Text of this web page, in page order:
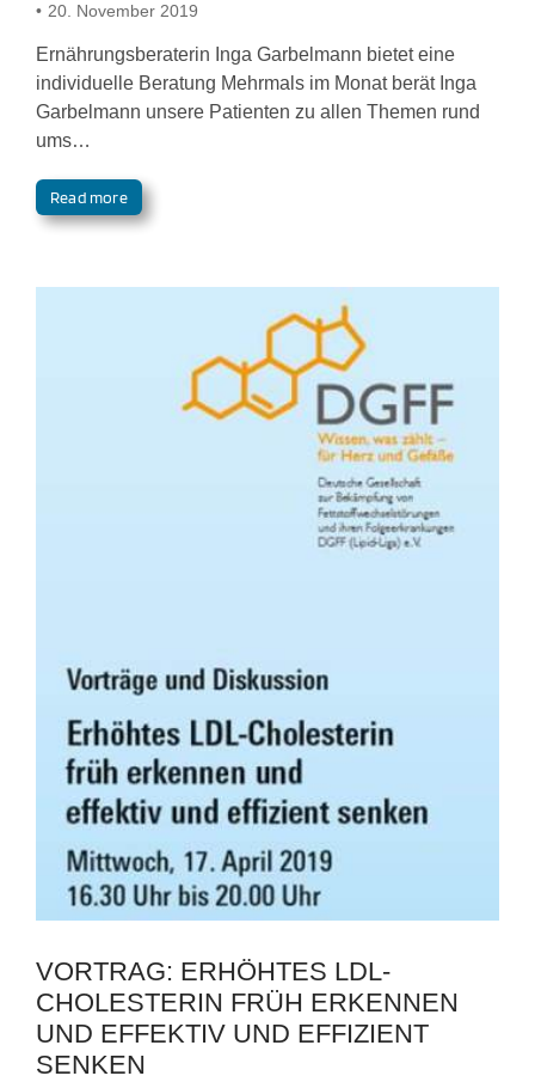
20. November 2019
Ernährungsberaterin Inga Garbelmann bietet eine
individuelle Beratung Mehrmals im Monat berät Inga
Garbelmann unsere Patienten zu allen Themen rund
ums…
Read more
VORTRAG: ERHÖHTES LDL-
CHOLESTERIN FRÜH ERKENNEN
UND EFFEKTIV UND EFFIZIENT
SENKEN